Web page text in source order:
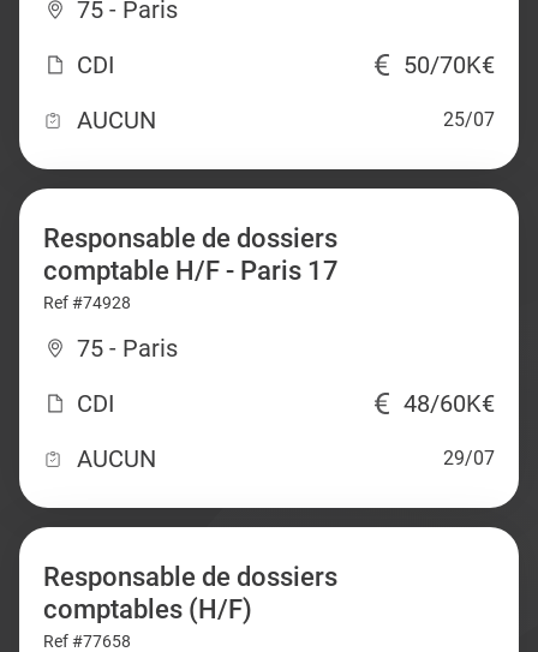
75 - Paris
CDI
50/70K€
AUCUN
25/07
Responsable de dossiers
comptable H/F - Paris 17
Ref #74928
75 - Paris
CDI
48/60K€
AUCUN
29/07
Responsable de dossiers
comptables (H/F)
Ref #77658